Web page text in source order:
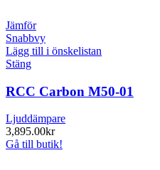
Jämför
Snabbvy
Lägg till i önskelistan
Stäng
RCC Carbon M50-01
Ljuddämpare
3,895.00kr
Gå till butik!